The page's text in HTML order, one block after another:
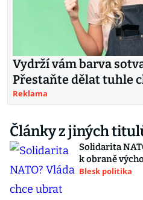
Vydrží vám barva
Přestaňte dělat tuhle
Reklama
Články z jiných
Solidarita
k obraně
Blesk politika